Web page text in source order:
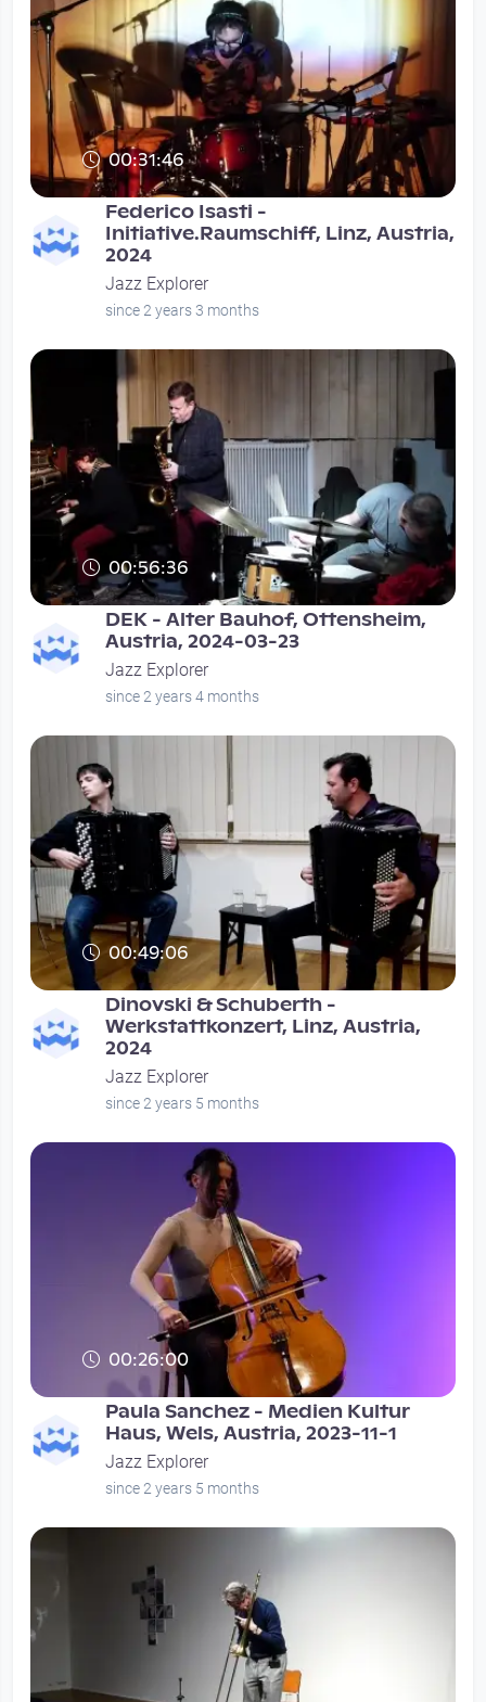
00:31:46
Federico Isasti -
Initiative.Raumschiff, Linz, Austria,
2024
Jazz Explorer
since 2 years 3 months
00:56:36
DEK - Alter Bauhof, Ottensheim,
Austria, 2024-03-23
Jazz Explorer
since 2 years 4 months
00:49:06
Dinovski & Schuberth -
Werkstattkonzert, Linz, Austria,
2024
Jazz Explorer
since 2 years 5 months
00:26:00
Paula Sanchez - Medien Kultur
Haus, Wels, Austria, 2023-11-1
Jazz Explorer
since 2 years 5 months